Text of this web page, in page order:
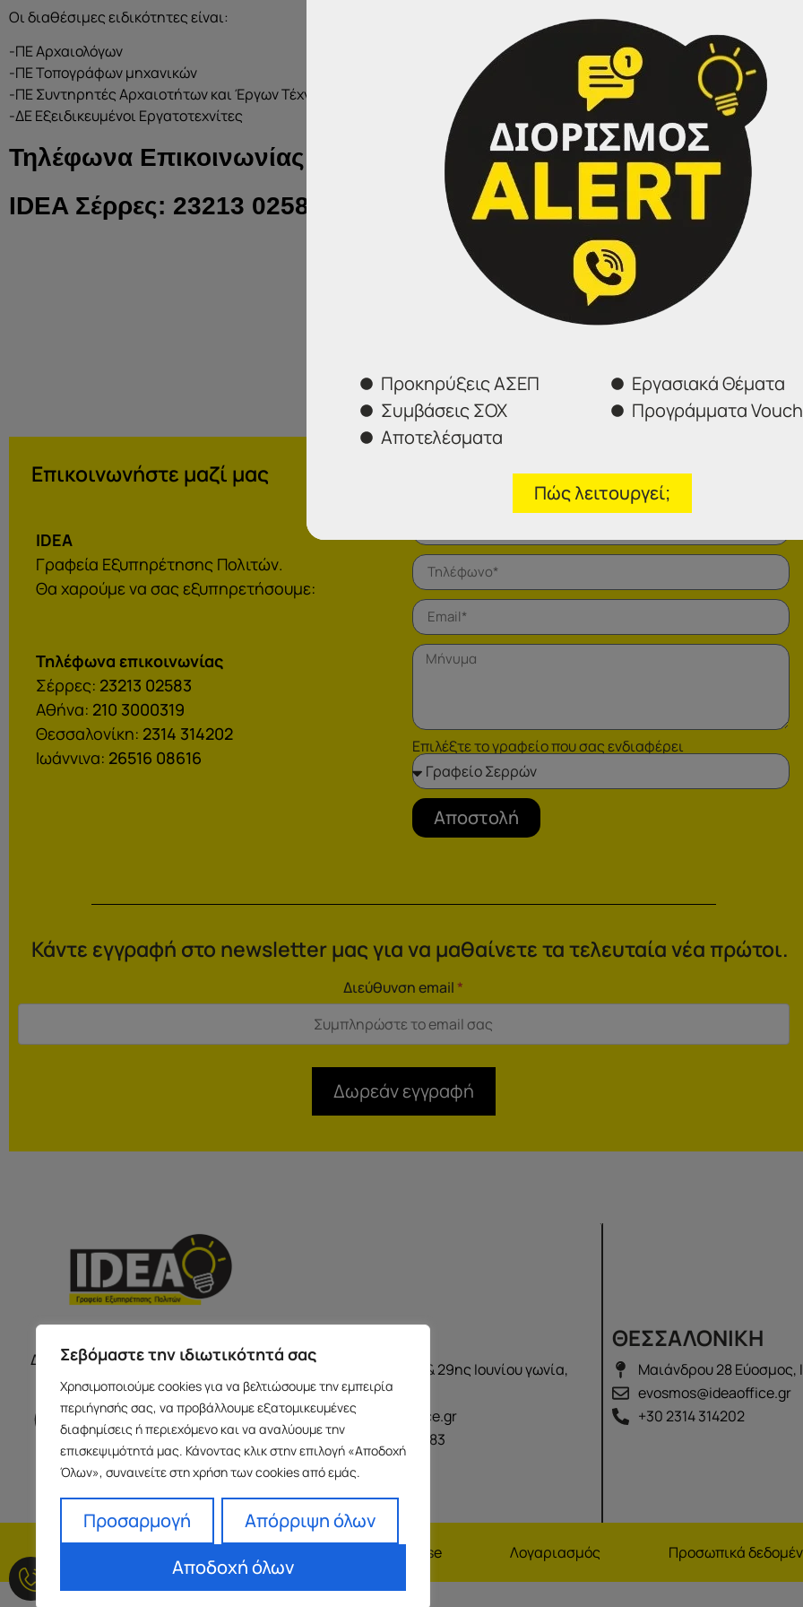
Σεβόμαστε την ιδιωτικότητά σας
Χρησιμοποιούμε cookies για να βελτιώσουμε την εμπειρία
περιήγησής σας, να προβάλλουμε εξατομικευμένες
διαφημίσεις ή περιεχόμενο και να αναλύουμε την
επισκεψιμότητά μας. Κάνοντας κλικ στην επιλογή «Αποδοχή
Όλων», συναινείτε στη χρήση των cookies από εμάς.
Προσαρμογή
Απόρριψη όλων
Αποδοχή όλων
Οι διαθέσιμες ειδικότητες είναι:
-ΠΕ Αρχαιολόγων
-ΠΕ Τοπογράφων μηχανικών
-ΠΕ Συντηρητές Αρχαιοτήτων και Έργων Τέχνης
-ΔΕ Εξειδικευμένοι Εργατοτεχνίτες
Τηλέφωνα Επικοινωνίας:
IDEA Σέρρες: 23213 02583
Επικοινωνήστε μαζί μας
IDEA
Γραφεία Εξυπηρέτησης Πολιτών.
Θα χαρούμε να σας εξυπηρετήσουμε:
Τηλέφωνα επικοινωνίας
Σέρρες: 23213 02583
Αθήνα: 210 3000319
Θεσσαλονίκη: 2314 314202
Ιωάννινα: 26516 08616
Φόρμα επικοινωνίας
Επιλέξτε το γραφείο που σας ενδιαφέρει
Αποστολή
Κάντε εγγραφή στο newsletter μας για να μαθαίνετε τα τελευταία νέα πρώτοι.
Διεύθυνση email*
Δωρεάν εγγραφή
Δευτέρα με Παρασκευή 09:00-17:00
Παύλου Μελά & 29ης Ιουνίου γωνία,
Ισόγειο 62100
info@ideaoffice.gr
+30 23213 02583
ΘΕΣΣΑΛΟΝΙΚΗ
Μαιάνδρου 28 Εύοσμος,
evosmos@ideaoffice.gr
+30 2314 314202
Franchise Λογαριασμός Προσωπικά
Προκηρύξεις ΑΣΕΠ
Συμβάσεις ΣΟΧ
Αποτελέσματα
Εργασιακά Θέματα
Προγράμματα
Πώς λειτουργεί;